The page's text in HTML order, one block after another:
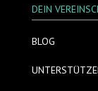
DEIN
BLOG